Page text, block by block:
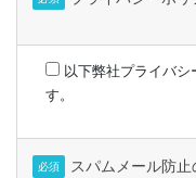
以下弊社プライバ
す。
必須 スパムメール防